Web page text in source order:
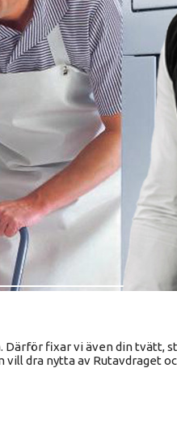
fixar vi även din tvätt,
dra nytta av